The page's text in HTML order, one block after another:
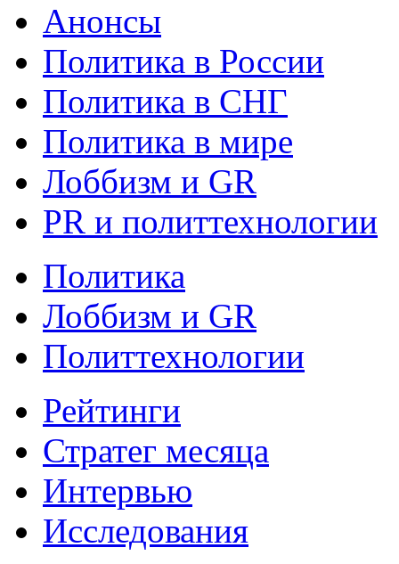
Анонсы
Политика в России
Политика в СНГ
Политика в мире
Лоббизм и GR
PR и политтехнологии
Политика
Лоббизм и GR
Политтехнологии
Рейтинги
Стратег месяца
Интервью
Исследования